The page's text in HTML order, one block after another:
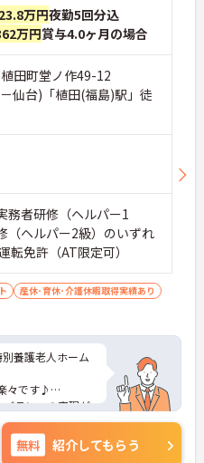
万円夜勤5回分込
万円賞与4.0ヶ月の場合
田町堂ノ作49-12
仙台)「植田(福島)駅」徒
者研修（ヘルパー1
（ヘルパー2級）のいずれ
免許（AT限定可）
産休･育休･介護休暇取得実績あり
養護老人ホーム
々です♪
ランスの実現が
対策ポイントな
のでお気軽にご
無料 紹介してもらう